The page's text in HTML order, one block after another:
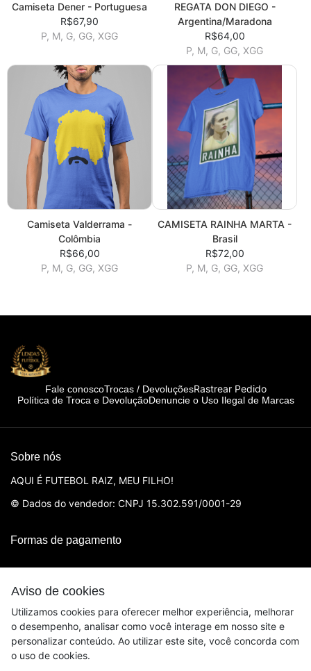
Camiseta Dener - Portuguesa
R$67,90
P, M, G, GG, XGG
REGATA DON DIEGO -
Argentina/Maradona
R$64,00
P, M, G, GG, XGG
Camiseta Valderrama -
Colômbia
R$66,00
P, M, G, GG, XGG
CAMISETA RAINHA MARTA -
Brasil
R$72,00
P, M, G, GG, XGG
Aviso de cookies
Utilizamos cookies para oferecer melhor experiência, melhorar
o desempenho, analisar como você interage em nosso site e
personalizar conteúdo. Ao utilizar este site, você concorda com
o uso de cookies.
Fale conoscoTrocas / DevoluçõesRastrear Pedido
Política de Troca e DevoluçãoDenuncie o Uso Ilegal de Marcas
Sobre nós
AQUI É FUTEBOL RAIZ, MEU FILHO!
© Dados do vendedor: CNPJ 15.302.591/0001-29
Formas de pagamento